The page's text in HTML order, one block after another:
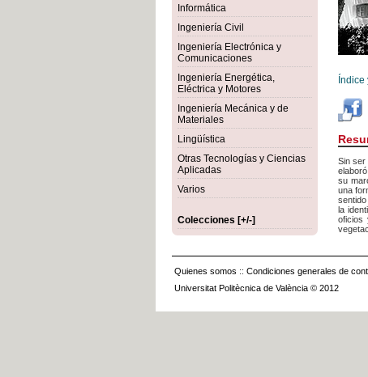
Informática
Ingeniería Civil
Ingeniería Electrónica y
Comunicaciones
Ingeniería Energética,
Eléctrica y Motores
Ingeniería Mecánica y de
Materiales
Lingüística
Otras Tecnologías y Ciencias
Aplicadas
Varios
Colecciones [+/-]
Sin ser
su
una
la
oficios
Quienes somos :: Condiciones generales de
Universitat Politècnica de València © 2012